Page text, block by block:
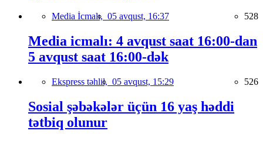
Media İcmalı, 05 avqust, 16:37 528
Media icmalı: 4 avqust saat 16:00-dan
5 avqust saat 16:00-dək
Ekspress təhlil, 05 avqust, 15:29 526
Sosial şəbəkələr üçün 16 yaş həddi
tətbiq olunur